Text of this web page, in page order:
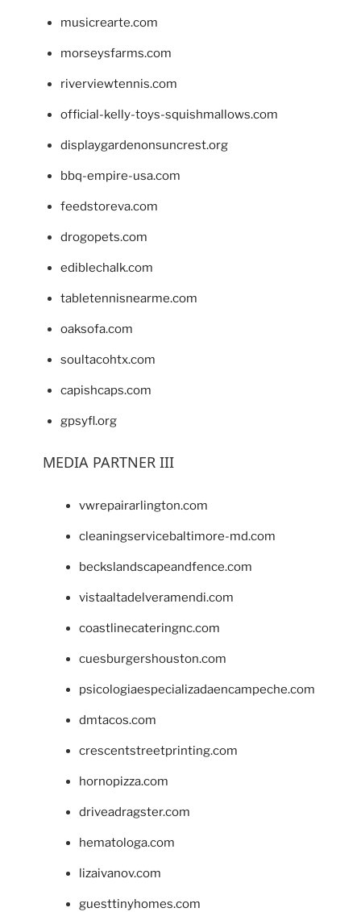
musicrearte.com
morseysfarms.com
riverviewtennis.com
official-kelly-toys-squishmallows.com
displaygardenonsuncrest.org
bbq-empire-usa.com
feedstoreva.com
drogopets.com
ediblechalk.com
tabletennisnearme.com
oaksofa.com
soultacohtx.com
capishcaps.com
gpsyfl.org
MEDIA PARTNER III
vwrepairarlington.com
cleaningservicebaltimore-md.com
beckslandscapeandfence.com
vistaaltadelveramendi.com
coastlinecateringnc.com
cuesburgershouston.com
psicologiaespecializadaencampeche.com
dmtacos.com
crescentstreetprinting.com
hornopizza.com
driveadragster.com
hematologa.com
lizaivanov.com
guesttinyhomes.com